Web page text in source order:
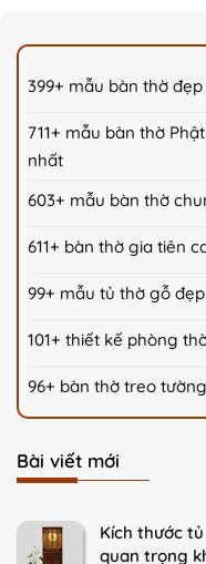
399+ mẫu bàn thờ
711+ mẫu bàn thờ
nhất
603+ mẫu bàn thờ
611+ bàn thờ gia tiên
99+ mẫu tủ thờ gỗ
101+ thiết kế phòng
96+ bàn thờ treo
Bài viết mới
Kích thước
quan trọng